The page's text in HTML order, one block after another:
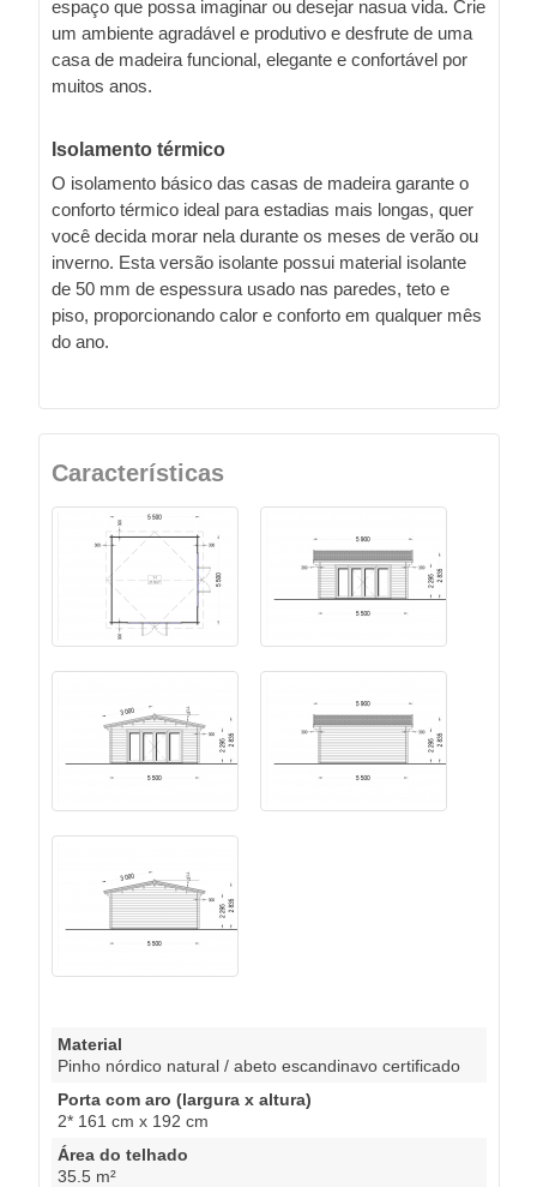
espaço que possa imaginar ou desejar nasua vida. Crie
um ambiente agradável e produtivo e desfrute de uma
casa de madeira funcional, elegante e confortável por
muitos anos.
Isolamento térmico
O isolamento básico das casas de madeira garante o
conforto térmico ideal para estadias mais longas, quer
você decida morar nela durante os meses de verão ou
inverno. Esta versão isolante possui material isolante
de 50 mm de espessura usado nas paredes, teto e
piso, proporcionando calor e conforto em qualquer mês
do ano.
Características
Material
Pinho nórdico natural / abeto escandinavo certificado
Porta com aro (largura x altura)
2* 161 cm x 192 cm
Área do telhado
35.5 m²